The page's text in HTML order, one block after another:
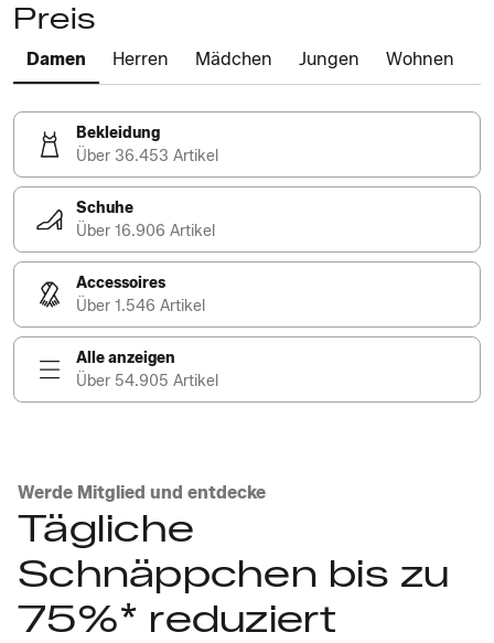
Preis
Damen Herren Mädchen Jungen Wohnen
Bekleidung
Über 36.453 Artikel
Schuhe
Über 16.906 Artikel
Accessoires
Über 1.546 Artikel
Alle anzeigen
Über 54.905 Artikel
Werde Mitglied und entdecke
Tägliche
Schnäppchen bis zu
75%* reduziert